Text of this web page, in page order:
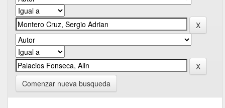
Comenzar nueva busqueda